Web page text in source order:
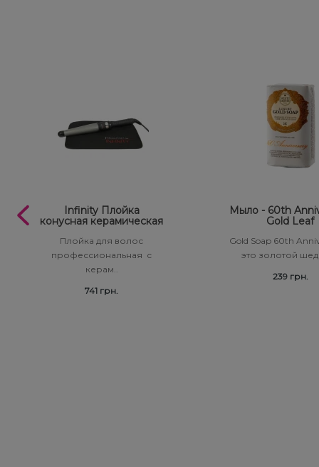
Infinity Плойка
конусная керамическая
Плойка для волос
профессиональная с
керам..
741 грн.
Мыло - 60th
Gold Leaf
Gold Soap 60th
это золотой
239 грн.